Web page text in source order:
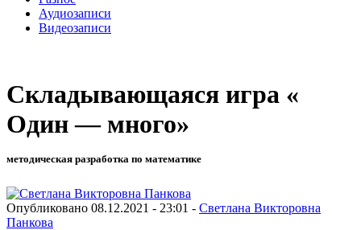
Аудиозаписи
Видеозаписи
Складывающаяся игра «
Один — много»
методическая разработка по математике
Опубликовано 08.12.2021 - 23:01 - Светлана Викторовна
Панкова